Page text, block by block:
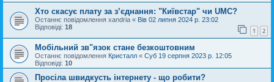
Хто скасує плату за з’єднання: "Київстар" чи UMC?
Останнє повідомлення xandria « Вів 02 липня 2024 р. 23:02
Відповіді: 18 1 2
Мобільний зв"язок стане безкоштовним
Останнє повідомлення Кристалл « Суб 19 серпня 2023 р. 12:05
Відповіді: 10
Просіла швидкусть інтернету - що робити?